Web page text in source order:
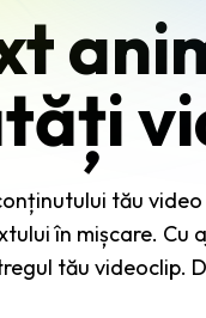
tău
în mișcare.
tău videoclip.